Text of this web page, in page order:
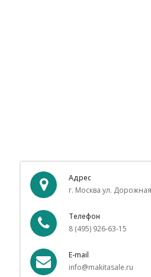
Адрес
г. Москва ул.
Телефон
8 (495) 926-63-15
E-mail
info@makitasale.ru